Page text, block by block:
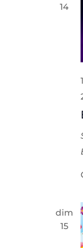
14
dim
15